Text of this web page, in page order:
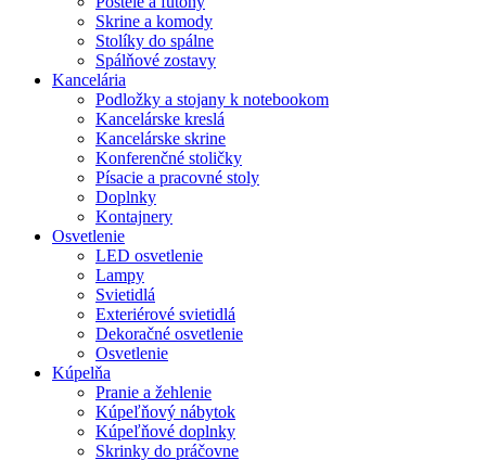
Skrine a komody
Stolíky do spálne
Spálňové zostavy
Kancelária
Podložky a stojany k notebookom
Kancelárske kreslá
Kancelárske skrine
Konferenčné stoličky
Písacie a pracovné stoly
Doplnky
Kontajnery
Osvetlenie
LED osvetlenie
Lampy
Svietidlá
Exteriérové svietidlá
Dekoračné osvetlenie
Osvetlenie
Kúpelňa
Pranie a žehlenie
Kúpeľňový nábytok
Kúpeľňové doplnky
Skrinky do práčovne